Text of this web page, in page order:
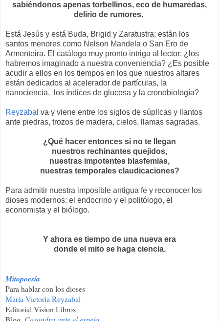
sabiéndonos apenas torbellinos, eco de humaredas,
delirio de rumores.
Está Jesús y está Buda, Brigid y Zaratustra; están los
santos menores como Nelson Mandela o San Ero de
Armenteira. El catálogo muy pronto intriga al lector: ¿los
habremos imaginado a nuestra conveniencia? ¿Es posible
acudir a ellos en los tiempos en los que nuestros altares
están dedicados al acelerador de partículas, la
nanociencia, los índices de glucosa y la cronobiología?
Reyzabal va y viene entre los siglos de súplicas y llantos
ante piedras, trozos de madera, cielos, llamas sagradas.
¿Qué hacer entonces si no te llegan
nuestros rechinantes quejidos,
nuestras impotentes blasfemias,
nuestras temporales claudicaciones?
Para admitir nuestra imposible antigua fe y reconocer los
dioses modernos: el endocrino y el politólogo, el
economista y el biólogo.
Y ahora es tiempo de una nueva era
donde el mito se haga ciencia.
Mitopoesía
Para hablar con los dioses
María Victoria Reyzabal
Editorial Vision Libros